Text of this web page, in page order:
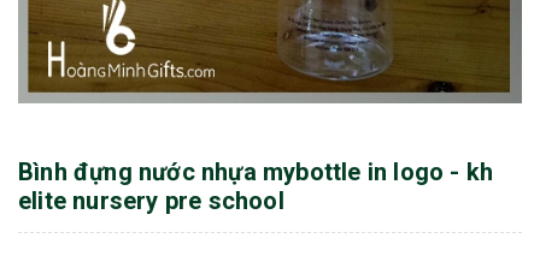
Bình đựng nước nhựa mybottle in logo - kh
elite nursery pre school